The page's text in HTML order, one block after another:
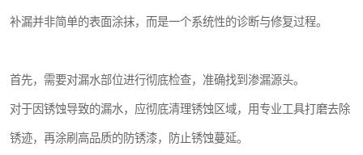
补漏并非简单的表面涂抹，而是一个系统性的诊断与修复过程。
首先，需要对漏水部位进行彻底检查，准确找到渗漏源头。
对于因锈蚀导致的漏水，应彻底清理锈蚀区域，用专业工具打磨去除
锈迹，再涂刷高品质的防锈漆，防止锈蚀蔓延。